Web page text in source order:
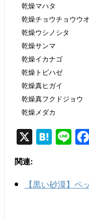
乾燥マハタ
乾燥チョウチョウウオ
乾燥ウシノシタ
乾燥サンマ
乾燥イカナゴ
乾燥トビハゼ
乾燥真ヒガイ
乾燥真フクドジョウ
乾燥メダカ
X H
at
n
Li
n
関連:
【黒い砂漠】ペ